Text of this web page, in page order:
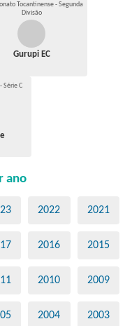
Tocantinense - Segunda
Divisão
Gurupi EC
Série C
ano
2022 2021
2016 2015
2010 2009
2004 2003